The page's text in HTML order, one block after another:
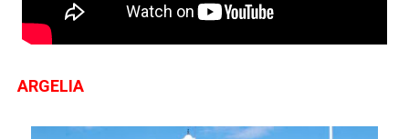
ARGELIA